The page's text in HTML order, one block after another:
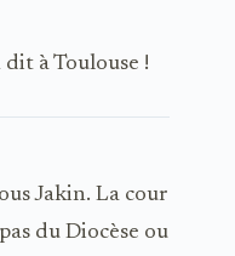
à Toulouse !
Jakin. La cour
du Diocèse ou